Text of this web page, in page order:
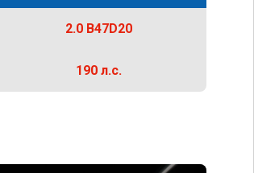
2.0 B47D20
190 л.с.